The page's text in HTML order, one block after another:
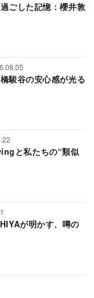
ごした記憶：櫻井敦
駿谷の安心感が光る
と私たちの“類似
が明かす、噂の